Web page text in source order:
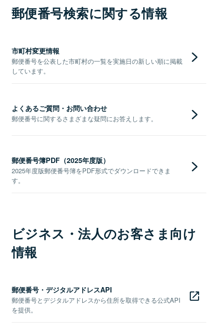
郵便番号検索に関する情報
市町村変更情報
郵便番号を公表した市町村の一覧を実施日の新しい順に掲載
しています。
よくあるご質問・お問い合わせ
郵便番号に関するさまざまな疑問にお答えします。
郵便番号簿PDF（2025年度版）
2025年度版郵便番号簿をPDF形式でダウンロードできま
す。
ビジネス・法人のお客さま向け
情報
郵便番号・デジタルアドレスAPI
郵便番号とデジタルアドレスから住所を取得できる公式API
を提供。